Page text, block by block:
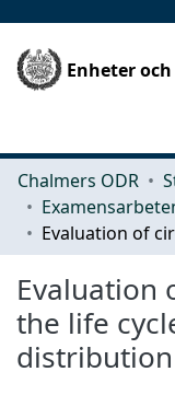
Enheter
Chalmers ODR
Evaluation
the life